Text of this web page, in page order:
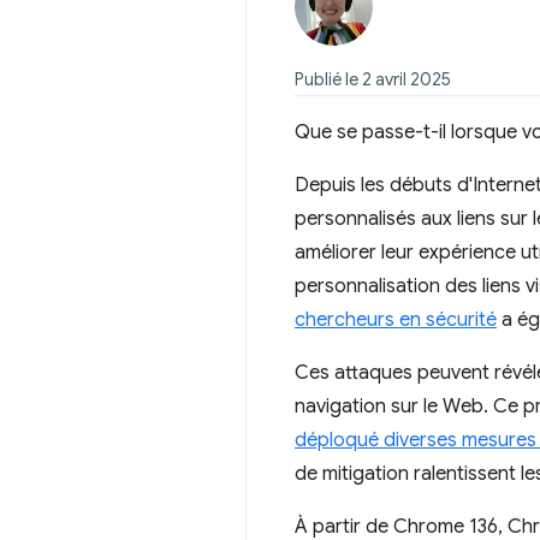
Publié le 2 avril 2025
Que se passe-t-il lorsque
Depuis les débuts
personnalisés aux liens sur
améliorer leur expérience
personnalisation des liens
chercheurs en sécurité a
Ces attaques peuvent
navigation sur le Web. Ce
déploqué diverses mesures
de mitigation ralentissent
À partir de Chrome 136,